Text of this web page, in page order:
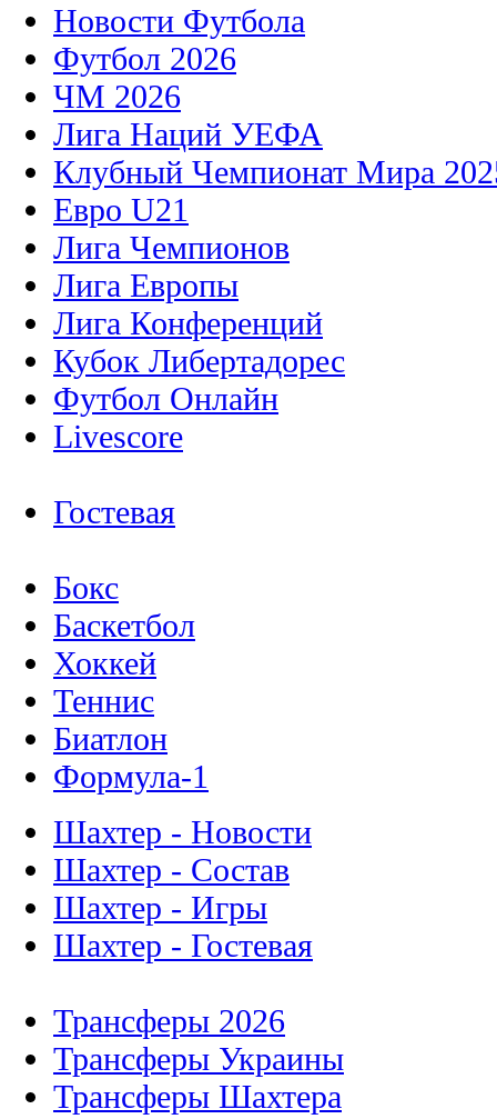
Новости Футбола
Футбол 2026
ЧМ 2026
Лига Наций УЕФА
Клубный Чемпионат Мира
Евро U21
Лига Чемпионов
Лига Европы
Лига Конференций
Кубок Либертадорес
Футбол Онлайн
Livescore
Гостевая
Бокс
Баскетбол
Хоккей
Теннис
Биатлон
Формула-1
Шахтер - Новости
Шахтер - Состав
Шахтер - Игры
Шахтер - Гостевая
Трансферы 2026
Трансферы Украины
Трансферы Шахтера